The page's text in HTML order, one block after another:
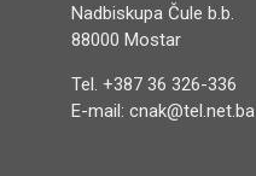
Nadbiskupa Čule b.b.
88000 Mostar
Tel. +387 36 326-336
E-mail: cnak@tel.net.ba